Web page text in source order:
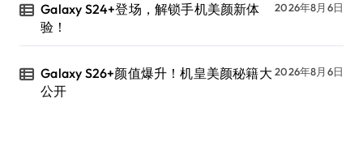
Galaxy S24+登场，解锁手机美颜新体
验！
2026年8月6日
Galaxy S26+颜值爆升！机皇美颜秘籍大
公开
2026年8月6日